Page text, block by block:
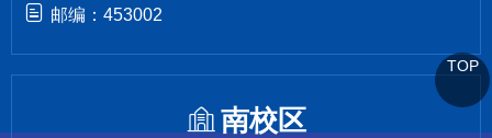
邮编：453002
南校区
TOP